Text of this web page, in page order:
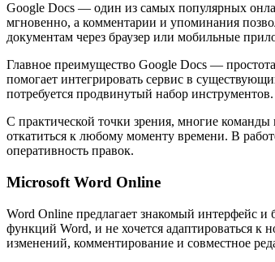
Google Docs — один из самых популярных
мгновенно, а комментарии и упоминания
документам через браузер или мобильные
Главное преимущество Google Docs —
помогает интегрировать сервис в
потребуется продвинутый набор инструментов.
С практической точки зрения, многие команды
откатиться к любому моменту времени. В
оперативность правок.
Microsoft Word Online
Word Online предлагает знакомый интерфейс
функций Word, и не хочется адаптироваться к
изменений, комментирование и совместное